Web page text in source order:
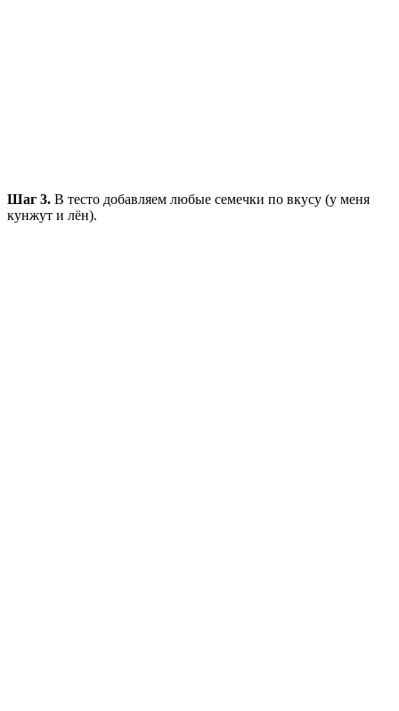
Шаг 3. В тесто добавляем любые семечки по вкусу (у меня
кунжут и лён).